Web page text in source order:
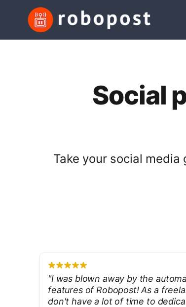
Social
Take your social
"I was blown away by the
features of Robopost! As a
don't have a lot of time to